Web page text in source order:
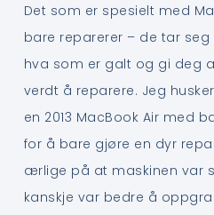
Det som er spesielt med
bare reparerer – de tar
hva som er galt og gi deg
verdt å reparere. Jeg
en 2013 MacBook Air med
for å bare gjøre en dyr
ærlige på at maskinen var
kanskje var bedre å